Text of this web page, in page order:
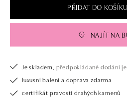
PŘIDAT DO KOŠÍKU
NAJÍT NA
Je skladem, předpokládané dodání je
luxusní balení a doprava zdarma
certifikát pravosti drahých kamenů